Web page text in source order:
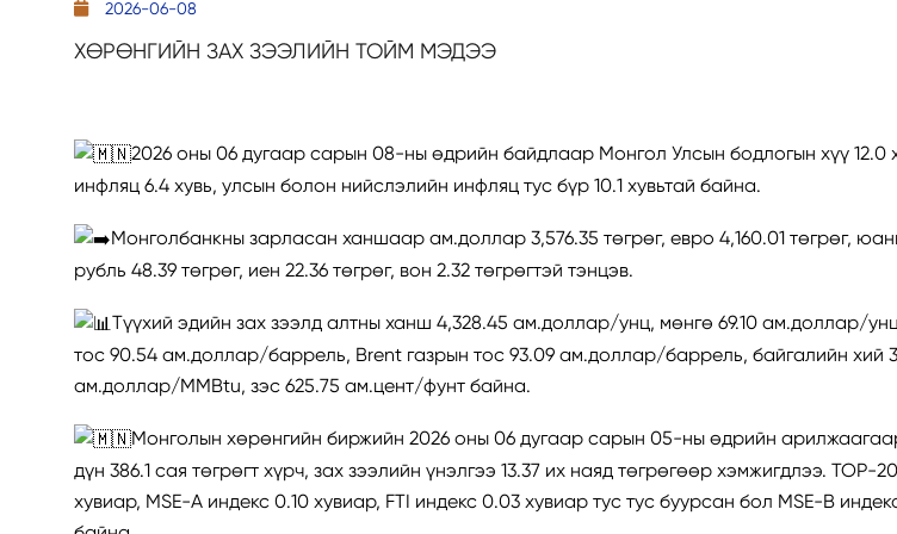
2026-06-08
ХӨРӨНГИЙН ЗАХ ЗЭЭЛИЙН ТОЙМ МЭДЭЭ
2026 оны 06 дугаар сарын 08-ны өдрийн байдлаар Монгол Улсын бодлогын хүү 12.0
инфляц 6.4 хувь, улсын болон нийслэлийн инфляц тус бүр 10.1 хувьтай байна.
Монголбанкны зарласан ханшаар ам.доллар 3,576.35 төгрөг, евро 4,160.01 төгрөг,
рубль 48.39 төгрөг, иен 22.36 төгрөг, вон 2.32 төгрөгтэй тэнцэв.
Түүхий эдийн зах зээлд алтны ханш 4,328.45 ам.доллар/унц, мөнгө 69.10 ам.доллар/
тос 90.54 ам.доллар/баррель, Brent газрын тос 93.09 ам.доллар/баррель, байгалийн хий
ам.доллар/MMBtu, зэс 625.75 ам.цент/фунт байна.
Монголын хөрөнгийн биржийн 2026 оны 06 дугаар сарын 05-ны өдрийн
дүн 386.1 сая төгрөгт хүрч, зах зээлийн үнэлгээ 13.37 их наяд төгрөгөөр хэмжигдлээ. TOP-
хувиар, MSE-A индекс 0.10 хувиар, FTI индекс 0.03 хувиар тус тус буурсан бол MSE-B